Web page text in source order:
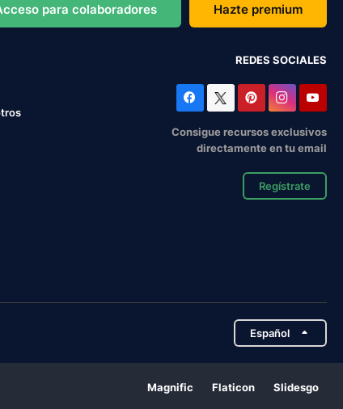
para colaboradores Hazte premium
REDES SOCIALES
Consigue recursos exclusivos
directamente en tu email
Regístrate
Español
Magnific Flaticon Slidesgo